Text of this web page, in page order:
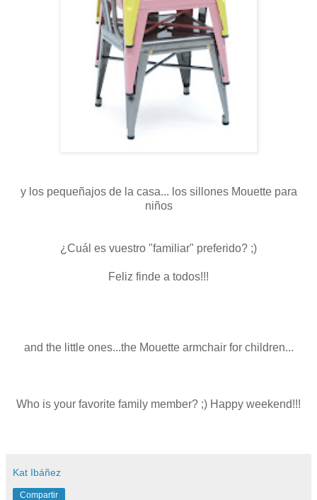
y los pequeñajos de la casa... los sillones Mouette para
niños
¿Cuál es vuestro "familiar" preferido? ;)
Feliz finde a todos!!!
and the little ones...the Mouette armchair for children...
Who is your favorite family member? ;) Happy weekend!!!
Kat Ibáñez
Compartir